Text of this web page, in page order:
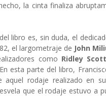
la cinta finaliza
libro es, sin duda, el
el largometraje de John
como Ridley Scott
esta parte del libro,
aquel rodaje realizado en
que el rodaje estuvo a